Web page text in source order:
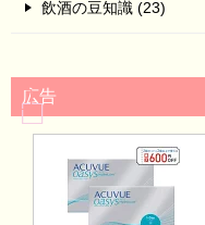
飲酒の豆知識 (23)
広告